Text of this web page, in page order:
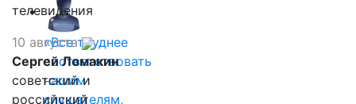
«Все труднее
соответствовать
нашим
слушателям,
телевидения
10 августа
Сергей Ломакин
советский и
российский